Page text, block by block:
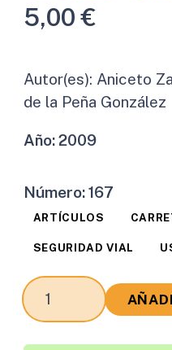
5,00€
Autor(es): Aniceto
de la Peña González
Año:2009
Número:167
ARTÍCULOS
SEGURIDAD VIAL
La
Confianza